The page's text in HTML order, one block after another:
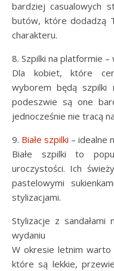
bardziej casualowych
butów, które dodadzą
charakteru.
8. Szpilki na platformie
Dla kobiet, które
wyborem będą szpilki
podeszwie są one
jednocześnie nie tracą
9. Białe szpilki – idealne
Białe szpilki to
uroczystości. Ich
pastelowymi
stylizacjami.
Stylizacje z sandałami
wydaniu
W okresie letnim warto
które są lekkie,